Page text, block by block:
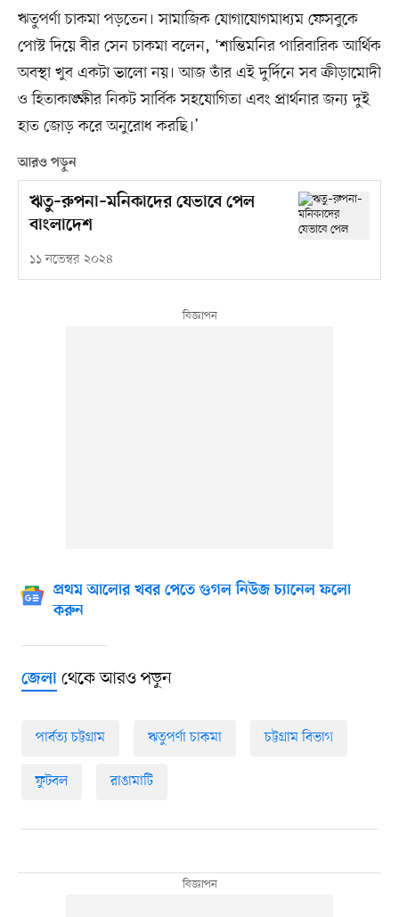
ঋতুপর্ণা চাকমা পড়তেন। সামাজিক যোগাযোগমাধ্যম ফেসবুকে
পোস্ট দিয়ে বীর সেন চাকমা বলেন, ‘শান্তিমনির পারিবারিক আর্থিক
অবস্থা খুব একটা ভালো নয়। আজ তাঁর এই দুর্দিনে সব ক্রীড়ামোদী
ও হিতাকাঙ্ক্ষীর নিকট সার্বিক সহযোগিতা এবং প্রার্থনার জন্য দুই
হাত জোড় করে অনুরোধ করছি।’
আরও পড়ুন
ঋতু–রুপনা–মনিকাদের যেভাবে পেল
বাংলাদেশ
১১ নভেম্বর ২০২৪
প্রথম আলোর খবর পেতে গুগল নিউজ চ্যানেল ফলো
করুন
জেলাথেকে আরও পড়ুন
পার্বত্য চট্টগ্রাম ঋতুপর্ণা চাকমা চট্টগ্রাম বিভাগ
ফুটবল রাঙামাটি